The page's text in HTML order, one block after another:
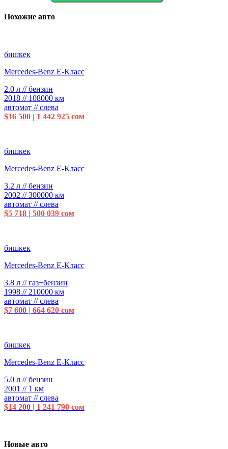
Похожие авто
бишкек
Mercedes-Benz E-Класс
2.0 л // бензин
2018 // 108000 км
автомат // слева
$16 500 | 1 442 925 сом
бишкек
Mercedes-Benz E-Класс
3.2 л // бензин
2002 // 300000 км
автомат // слева
$5 718 | 500 039 сом
бишкек
Mercedes-Benz E-Класс
3.8 л // газ+бензин
1998 // 210000 км
автомат // слева
$7 600 | 664 620 сом
бишкек
Mercedes-Benz E-Класс
5.0 л // бензин
2001 // 1 км
автомат // слева
$14 200 | 1 241 790 сом
Новые авто